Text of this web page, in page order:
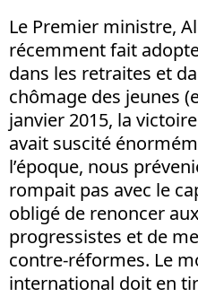
Le Premier ministre,
récemment fait
dans les retraites et
chômage des jeunes
janvier 2015, la
avait suscité
l’époque, nous
rompait pas avec le
obligé de renoncer
progressistes et de
contre-réformes. Le
international doit en